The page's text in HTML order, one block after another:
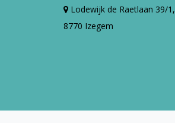
Lodewijk de Raetlaan 39/1,
8770 Izegem